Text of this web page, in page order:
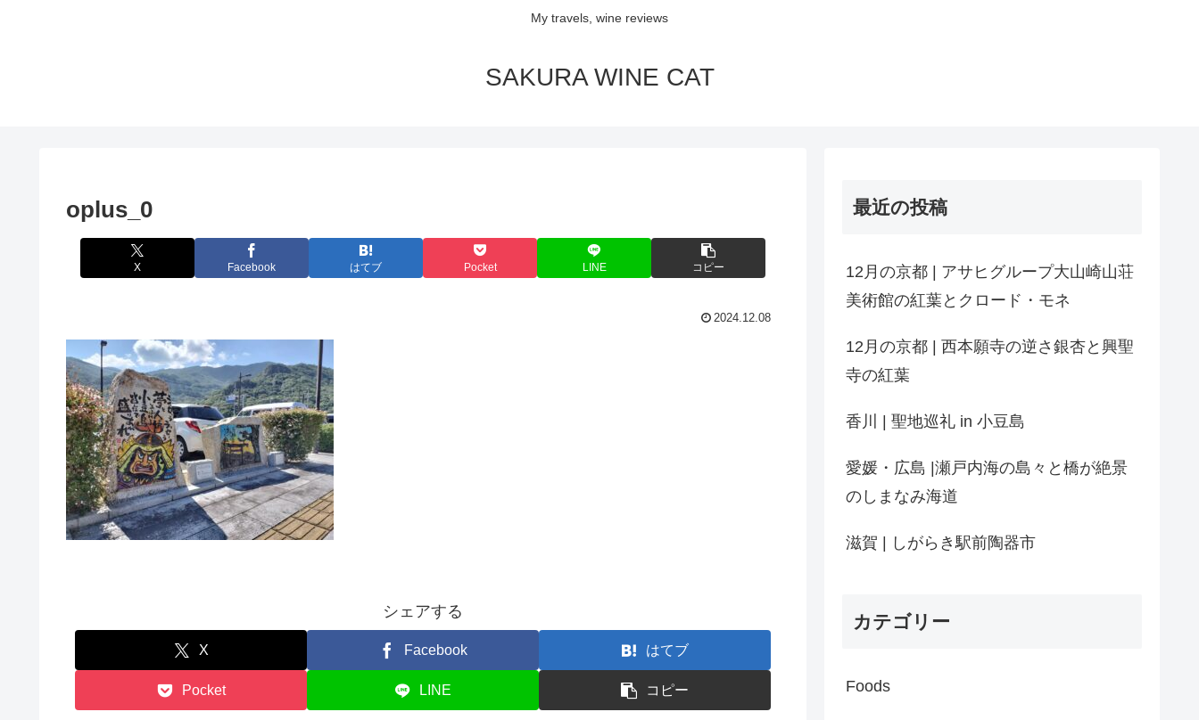
My travels, wine reviews
SAKURA WINE CAT
oplus_0
X Facebook はてブ Pocket LINE コピー
2024.12.08
シェアする
X Facebook はてブ
Pocket LINE コピー
最近の投稿
12月の京都 | アサヒグループ大山崎山荘
美術館の紅葉とクロード・モネ
12月の京都 | 西本願寺の逆さ銀杏と興聖
寺の紅葉
香川 | 聖地巡礼 in 小豆島
愛媛・広島 |瀬戸内海の島々と橋が絶景
のしまなみ海道
滋賀 | しがらき駅前陶器市
カテゴリー
Foods